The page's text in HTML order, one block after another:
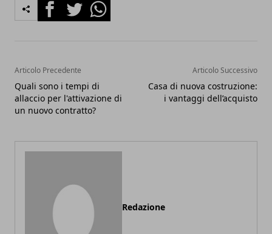
FacebookTwitterWhatsapp
Articolo Precedente
Quali sono i tempi di
allaccio per l'attivazione di
un nuovo contratto?
Articolo Successivo
Casa di nuova costruzione:
i vantaggi dell’acquisto
Redazione